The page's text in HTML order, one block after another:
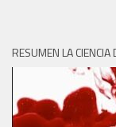
RESUMEN LA